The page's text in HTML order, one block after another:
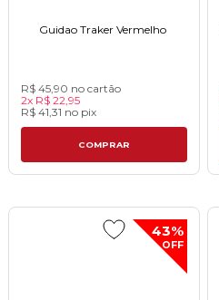
Guidao Traker Vermelho ㅤㅤㅤㅤㅤㅤㅤㅤㅤㅤㅤㅤㅤㅤㅤㅤㅤㅤㅤㅤㅤㅤㅤㅤㅤㅤㅤ
R$ 45,90 no cartão
2x R$ 22,95
R$ 41,31 no pix
COMPRAR
43%
OFF